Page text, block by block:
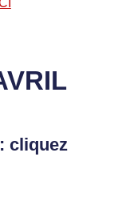
cliquez